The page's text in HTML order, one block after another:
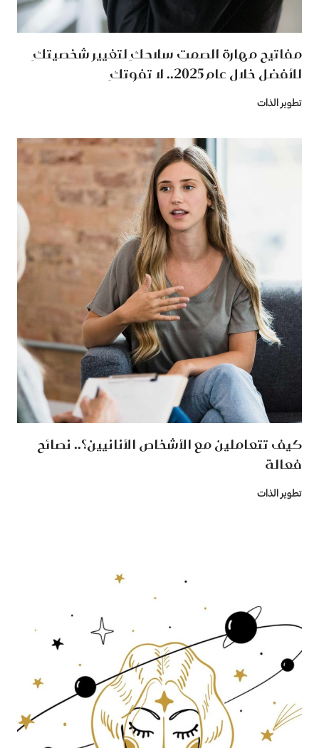
مفاتيح مهارة الصمت سلاحكِ لتغيير شخصيتكِ
للأفضل خلال عام 2025.. لا تفوتكِ
تطوير الذات
كيف تتعاملين مع الأشخاص الأنانيين؟.. نصائح
فعالة
تطوير الذات